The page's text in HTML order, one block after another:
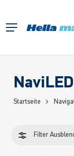
springen
Menü
Startseite
Filter